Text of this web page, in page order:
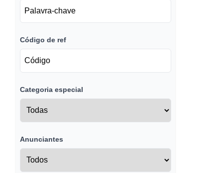
Código de ref
Categoria especial
Anunciantes